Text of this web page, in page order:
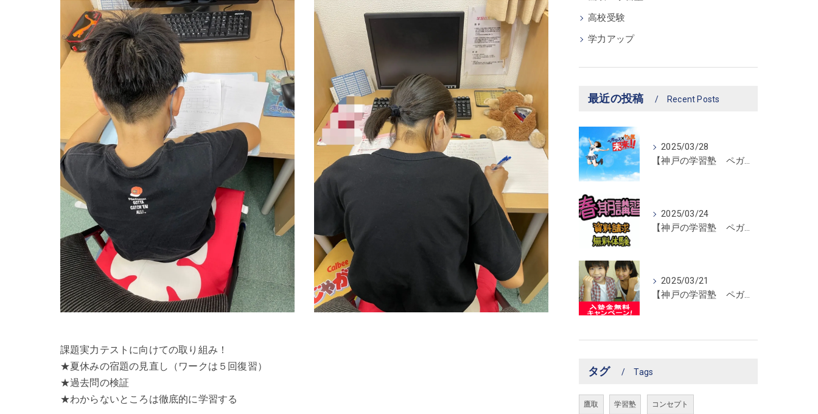
課題実力テストに向けての取り組み！
★夏休みの宿題の見直し（ワークは５回復習）
★過去問の検証
★わからないところは徹底的に学習する
高校受験
学力アップ
最近の投稿 Recent Posts
2025/03/28
【神戸の学習塾 ペガサス新長田教室】ペガサス学習スタイル！
2025/03/24
【神戸の学習塾 ペガサス新長田教室】春期講習開催！
2025/03/21
【神戸の学習塾 ペガサス新長田教室】入塾金無料キャンペーン！
タグ Tags
鷹取 学習塾 コンセプト